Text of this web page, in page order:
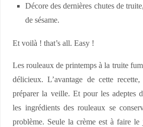
Décore des dernières chutes de
de sésame.
Et voilà ! that’s all. Easy !
Les rouleaux de printemps à la truite
délicieux. L’avantage de cette
préparer la veille. Et pour les adeptes
les ingrédients des rouleaux se
problème. Seule la crème est à faire le